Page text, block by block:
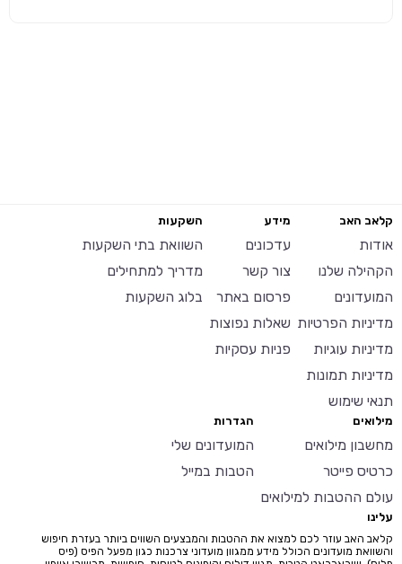
קלאב האב
אודות
הקהילה שלנו
המועדונים
מדיניות הפרטיות
מדיניות עוגיות
מדיניות תמונות
תנאי שימוש
מידע
עדכונים
צור קשר
פרסום באתר
שאלות נפוצות
פניות עסקיות
השקעות
השוואת בתי השקעות
מדריך למתחילים
בלוג השקעות
מילואים
מחשבון מילואים
כרטיס פייטר
עולם ההטבות למילואים
הגדרות
המועדונים שלי
הטבות במייל
עלינו
קלאב האב עוזר לכם למצוא את ההטבות והמבצעים השווים ביותר בעזרת חיפוש
והשוואת מועדונים הכולל מידע ממגוון מועדוני צרכנות כגון מפעל הפיס (פיס